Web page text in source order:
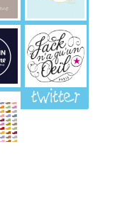
twitter